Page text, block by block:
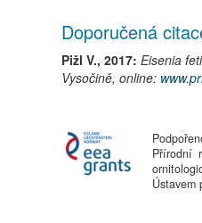
Doporučená
Pižl V., 2017: Eisenia
Vysočině, online:
Přírodní
Ústavem